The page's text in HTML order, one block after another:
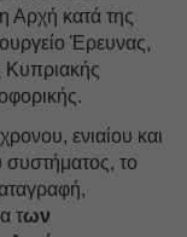
Αρχή κατά της
Έρευνας,
Κυπριακής
ενιαίου και
συστήματος, το
των